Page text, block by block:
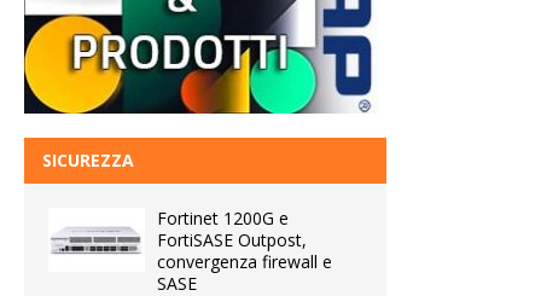
SICUREZZA
Fortinet 1200G e
FortiSASE Outpost,
convergenza firewall e
SASE